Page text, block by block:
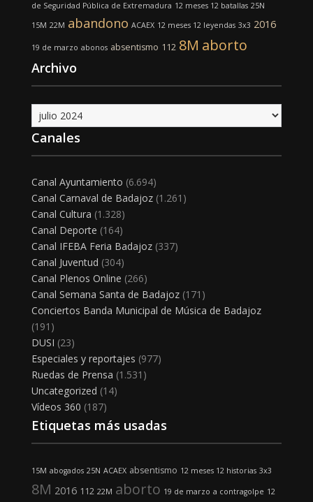
de Seguridad Pública de Extremadura 12 meses 12 batallas 25N
15M 22M abandono ACAEX 12 meses 12 leyendas 3x3 2016
19 de marzo abonos absentismo 112 8M aborto
Archivo
Archivo
Canales
Canal Ayuntamiento (6.694)
Canal Carnaval de Badajoz(1.261)
Canal Cultura (1.328)
Canal Deporte (164)
Canal IFEBA Feria Badajoz(337)
Canal Juventud (304)
Canal Plenos Online (266)
Canal Semana Santa de Badajoz(171)
Conciertos Banda Municipal de Música de Badajoz
(191)
DUSI (23)
Especiales y reportajes (977)
Ruedas de Prensa (1.531)
Uncategorized (14)
Vídeos 360 (187)
Etiquetas más usadas
15M abogados 25N ACAEX absentismo 12 meses 12 historias 3x3
8M 2016 112 22M aborto 19 de marzo a contragolpe 12